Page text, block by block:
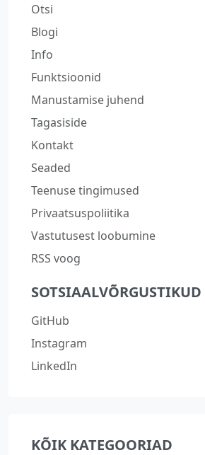
Otsi
Blogi
Info
Funktsioonid
Manustamise juhend
Tagasiside
Kontakt
Seaded
Teenuse tingimused
Privaatsuspoliitika
Vastutusest loobumine
RSS voog
SOTSIAALVÕRGUSTIKUD
GitHub
Instagram
LinkedIn
KÕIK KATEGOORIAD